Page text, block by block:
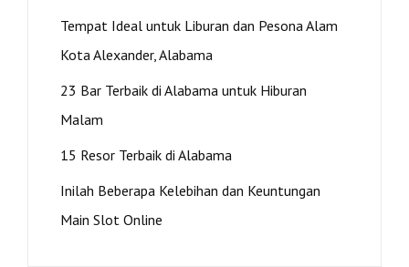
Tempat Ideal untuk Liburan dan Pesona Alam
Kota Alexander, Alabama
23 Bar Terbaik di Alabama untuk Hiburan
Malam
15 Resor Terbaik di Alabama
Inilah Beberapa Kelebihan dan Keuntungan
Main Slot Online